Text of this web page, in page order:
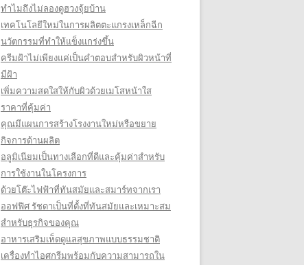
ทำไมถึงไม่ลองดูฮวงจุ้ยบ้าน
เทคโนโลยีใหม่ในการผลิตตะแกรงเหล็กฉีก
นวัตกรรมที่ทำให้แข็งแกร่งขึ้น
ครีมฝ้าไม่เพียงแค่เป็นคำตอบสำหรับผิวหน้าที่
มีฝ้า
เพิ่มความสดใสให้กับผิวด้วยเมโสหน้าใส
ราคาที่คุ้มค่า
คุณมีแผนการสร้างโรงงานใหม่หรือขยาย
กิจการด้านผลิต
อลูมิเนียมเป็นทางเลือกที่ดีและคุ้มค่าสำหรับ
การใช้งานในโครงการ
ด้วยโต๊ะไฟฟ้าที่ทันสมัยและสมาร์ทจากเรา
ออฟฟิศ รัชดาเป็นที่ตั้งที่ทันสมัยและเหมาะสม
สำหรับธุรกิจของคุณ
อาหารเสริมเห็ดดูแลสุขภาพแบบธรรมชาติ
เครื่องทำไอศกรีมพร้อมกับความสามารถใน